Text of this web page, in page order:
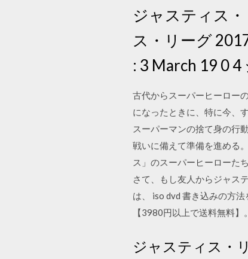
ジャスティス
ス・リーグ
: 3 March 19 0
古代からスーパーヒーロー
になったときに、特に今、
スーパーマンの捨て身の行
戦いに備えて準備を進める
ス」のスーパーヒーローた
さて、もし友人からジャス
は、 iso dvd 書き込みの方
【3980円以上で送料無料
ジャスティス・